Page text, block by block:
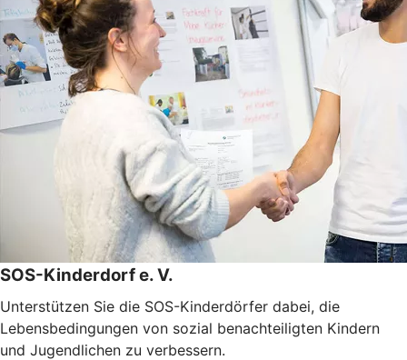
SOS-Kinderdorf e. V.
Unterstützen Sie die SOS-Kinderdörfer dabei, die
Lebensbedingungen von sozial benachteiligten Kindern
und Jugendlichen zu verbessern.